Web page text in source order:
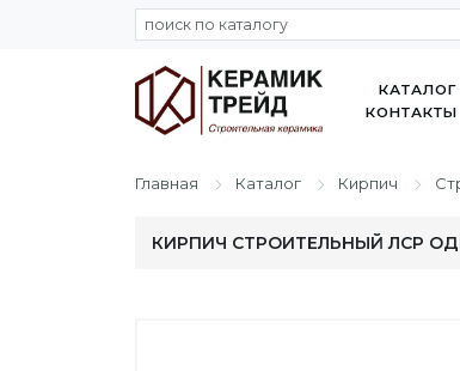
КАТАЛОГ
КОНТАКТЫ
Главная Каталог Кирпич
КИРПИЧ СТРОИТЕЛЬНЫЙ ЛСР